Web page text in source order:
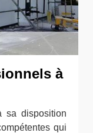
à
sa disposition
qui